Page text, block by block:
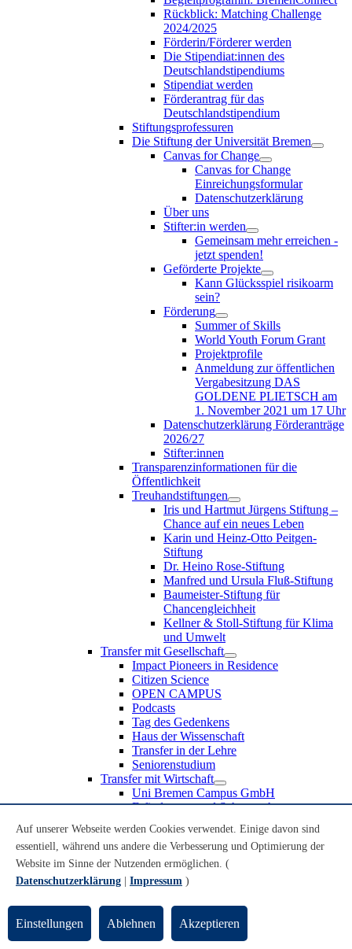
Rückblick: Matching Challenge
2024/2025
Förderin/Förderer werden
Die Stipendiat:innen des
Deutschlandstipendiums
Stipendiat werden
Förderantrag für das
Deutschlandstipendium
Stiftungsprofessuren
Die Stiftung der Universität Bremen
Canvas for Change
Canvas for Change
Einreichungsformular
Datenschutzerklärung
Über uns
Stifter:in werden
Gemeinsam mehr erreichen -
jetzt spenden!
Geförderte Projekte
Kann Glücksspiel risikoarm
sein?
Förderung
Summer of Skills
World Youth Forum Grant
Projektprofile
Anmeldung zur öffentlichen
Vergabesitzung DAS
GOLDENE PLIETSCH am
1. November 2021 um 17 Uhr
Datenschutzerklärung Förderanträge
2026/27
Stifter:innen
Transparenzinformationen für die
Öffentlichkeit
Treuhandstiftungen
Iris und Hartmut Jürgens Stiftung –
Chance auf ein neues Leben
Karin und Heinz-Otto Peitgen-
Stiftung
Dr. Heino Rose-Stiftung
Manfred und Ursula Fluß-Stiftung
Baumeister-Stiftung für
Chancengleichheit
Kellner & Stoll-Stiftung für Klima
und Umwelt
Transfer mit Gesellschaft
Impact Pioneers in Residence
Citizen Science
OPEN CAMPUS
Podcasts
Tag des Gedenkens
Haus der Wissenschaft
Transfer in der Lehre
Seniorenstudium
Transfer mit Wirtschaft
Uni Bremen Campus GmbH
Erfindungen und Schutzrechte
Recruiting an der Universität Bremen
Weiterbildung an der Universität Bremen
Transfer mit Schule
Schülerinnen und Schüler
Schulklassen
Lehrkräfte
Gründungsunterstützung
Auf unserer Webseite werden Cookies verwendet. Einige davon sind
essentiell, während uns andere die Verbesserung und Optimierung der
Website im Sinne der Nutzenden ermöglichen. (
Datenschutzerklärung
Impressum )
Einstellungen Ablehnen Akzeptieren